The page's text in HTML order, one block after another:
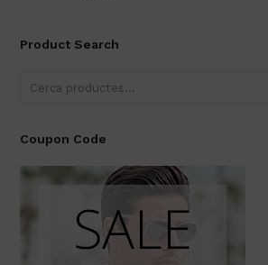
Product Search
Coupon Code